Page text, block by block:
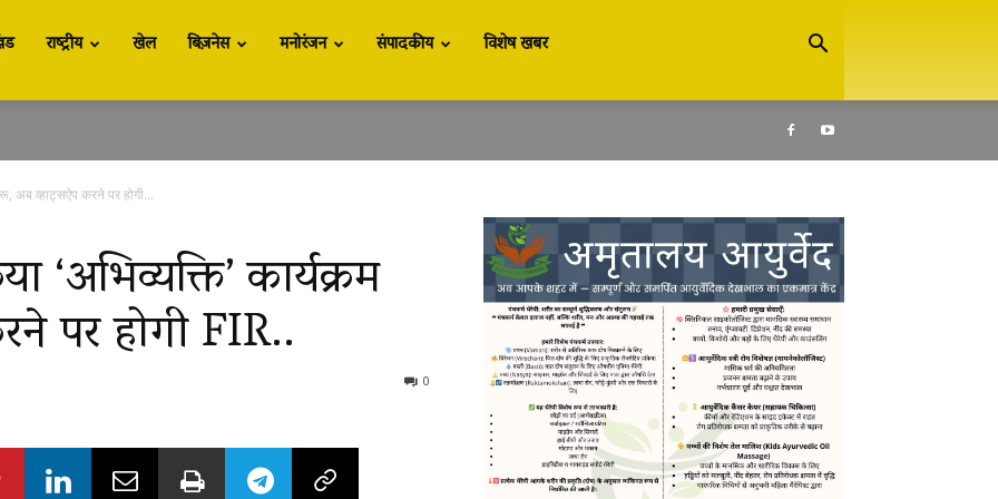
राष्ट्रीय खेल बिज़नेस मनोरंजन संपादकीय विशेष खबर
अब व्हाट्सऐप करने पर होगी...
कार्यक्रम
पर होगी FIR..
0